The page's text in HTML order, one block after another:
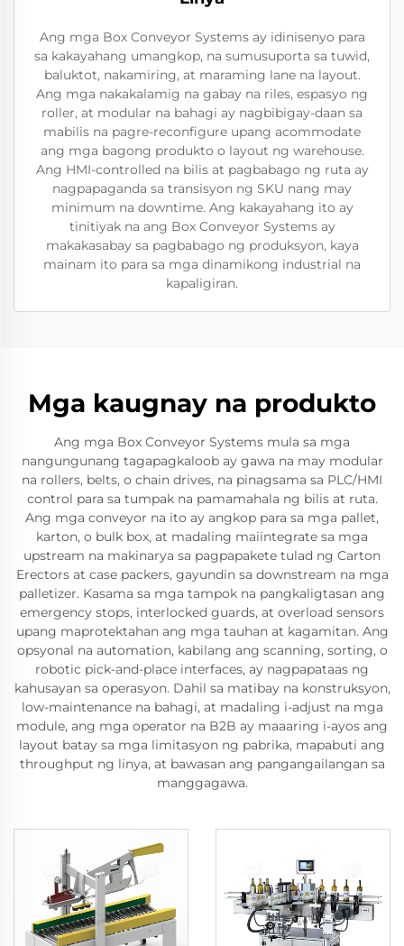
Ang mga Box Conveyor Systems ay idinisenyo para
sa kakayahang umangkop, na sumusuporta sa tuwid,
baluktot, nakamiring, at maraming lane na layout.
Ang mga nakakalamig na gabay na riles, espasyo ng
roller, at modular na bahagi ay nagbibigay-daan sa
mabilis na pagre-reconfigure upang acommodate
ang mga bagong produkto o layout ng warehouse.
Ang HMI-controlled na bilis at pagbabago ng ruta ay
nagpapaganda sa transisyon ng SKU nang may
minimum na downtime. Ang kakayahang ito ay
tinitiyak na ang Box Conveyor Systems ay
makakasabay sa pagbabago ng produksyon, kaya
mainam ito para sa mga dinamikong industrial na
kapaligiran.
Mga kaugnay na produkto
Ang mga Box Conveyor Systems mula sa mga
nangungunang tagapagkaloob ay gawa na may modular
na rollers, belts, o chain drives, na pinagsama sa PLC/HMI
control para sa tumpak na pamamahala ng bilis at ruta.
Ang mga conveyor na ito ay angkop para sa mga pallet,
karton, o bulk box, at madaling maiintegrate sa mga
upstream na makinarya sa pagpapakete tulad ng Carton
Erectors at case packers, gayundin sa downstream na mga
palletizer. Kasama sa mga tampok na pangkaligtasan ang
emergency stops, interlocked guards, at overload sensors
upang maprotektahan ang mga tauhan at kagamitan. Ang
opsyonal na automation, kabilang ang scanning, sorting, o
robotic pick-and-place interfaces, ay nagpapataas ng
kahusayan sa operasyon. Dahil sa matibay na konstruksyon,
low-maintenance na bahagi, at madaling i-adjust na mga
module, ang mga operator na B2B ay maaaring i-ayos ang
layout batay sa mga limitasyon ng pabrika, mapabuti ang
throughput ng linya, at bawasan ang pangangailangan sa
manggagawa.